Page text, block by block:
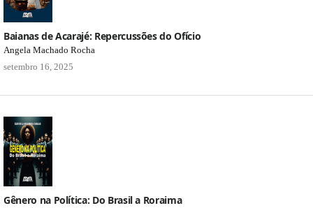
Baianas de Acarajé: Repercussões do Ofício
Angela Machado Rocha
setembro 16, 2025
Gênero na Política: Do Brasil a Roraima